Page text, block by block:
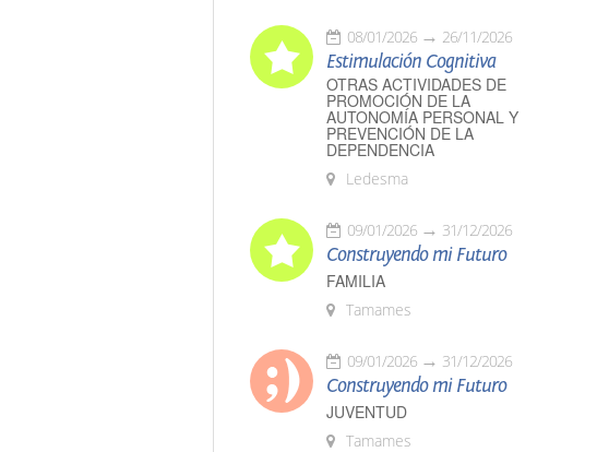
08/01/2026 26/11/2026
Estimulación Cognitiva
OTRAS ACTIVIDADES DE
PROMOCIÓN DE LA
AUTONOMÍA PERSONAL Y
PREVENCIÓN DE LA
DEPENDENCIA
Ledesma
09/01/2026 31/12/2026
Construyendo mi Futuro
FAMILIA
Tamames
09/01/2026 31/12/2026
Construyendo mi Futuro
JUVENTUD
Tamames